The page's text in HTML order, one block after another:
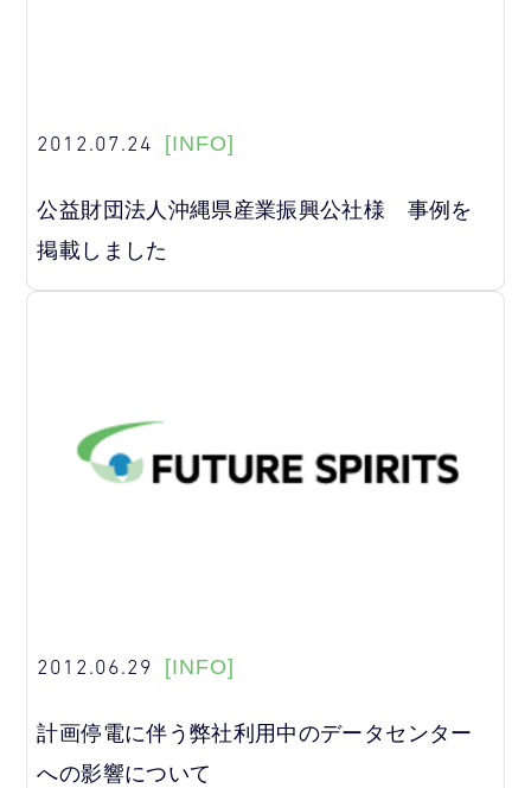
2012.07.24 [INFO]
公益財団法人沖縄県産業振興公社様 事例を
掲載しました
2012.06.29 [INFO]
計画停電に伴う弊社利用中のデータセンター
への影響について